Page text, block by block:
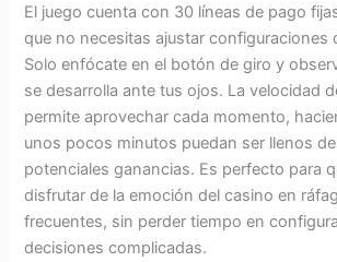
El juego cuenta con 30 líneas de pago
que no necesitas ajustar configuraciones
Solo enfócate en el botón de giro y
se desarrolla ante tus ojos. La velocidad
permite aprovechar cada momento,
unos pocos minutos puedan ser llenos
potenciales ganancias. Es perfecto para
disfrutar de la emoción del casino en
frecuentes, sin perder tiempo en
decisiones complicadas.